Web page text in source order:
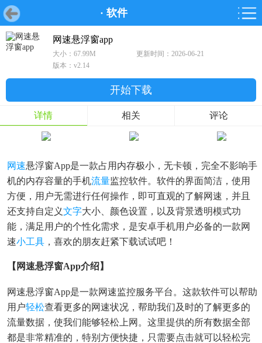
· 软件
首页 游戏 软件
首页 游戏 软件 鸿蒙
游戏
鸿蒙 专题
网速悬浮窗app
大小：67.99M
更新时间：2026-06-21
版本：v2.14
开始下载
详情 相关 评论
网速悬浮窗app是一款占用内存极小，无卡顿，完全不影响手
机的内存容量的手机流量监控软件。软件的界面简洁，使用
方便，用户无需进行任何操作，即可直观的了解网速，并且
还支持自定义文字大小、颜色设置，以及背景透明模式功
能，满足用户的个性化需求，是安卓手机用户必备的一款网
速小工具 ，喜欢的朋友赶紧下载试试吧！
【网速悬浮窗app介绍】
网速悬浮窗app是一款网速监控服务平台。这款软件可以帮助
用户轻松查看更多的网速状况，帮助我们及时的了解更多的
流量数据，使我们能够轻松上网。这里提供的所有数据全部
都是非常精准的，特别方便快捷，只需要点击就可以轻松完